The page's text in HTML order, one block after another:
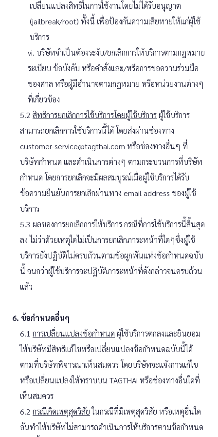
เปลี่ยนแปลงสิทธิในการใช้งานโดยไม่ได้รับอนุญาต
(jailbreak/root) ทั้งนี้ เพื่อป้องกันความเสียหายให้แก่ผู้ใช้
บริการ
vi. บริษัทจำเป็นต้องระงับ/ยกเลิกการให้บริการตามกฎหมาย
ระเบียบ ข้อบังคับ หรือคำสั่งและ/หรือการขอความร่วมมือ
ของศาล หรือผู้มีอำนาจตามกฎหมาย หรือหน่วยงานต่างๆ
ที่เกี่ยวข้อง
5.2 สิทธิการยกเลิกการใช้บริการโดยผู้ใช้บริการผู้ใช้บริการ
สามารถยกเลิกการใช้บริการนี้ได้ โดยส่งผ่านช่องทาง
customer-service@tagthai.com หรือช่องทางอื่นๆ ที่
บริษัทกำหนด และดำเนินการต่างๆ ตามกระบวนการที่บริษัท
กำหนด โดยการยกเลิกจะมีผลสมบูรณ์เมื่อผู้ใช้บริการได้รับ
ข้อความยืนยันการยกเลิกผ่านทาง email address ของผู้ใช้
บริการ
5.3 ผลของการยกเลิกการให้บริการกรณีที่การใช้บริการนี้สิ้นสุด
ลง ไม่ว่าด้วยเหตุใดไม่เป็นการยกเลิกภาระหน้าที่ใดๆซึ่งผู้ใช้
บริการยังปฏิบัติไม่ครบถ้วนตามข้อผูกพันแห่งข้อกำหนดฉบับ
นี้ จนกว่าผู้ใช้บริการจะปฏิบัติภาระหน้าที่ดังกล่าวจนครบถ้วน
แล้ว
6. ข้อกำหนดอื่นๆ
6.1 การเปลี่ยนแปลงข้อกำหนด ผู้ใช้บริการตกลงและยินยอม
ให้บริษัทมีสิทธิแก้ไขหรือเปลี่ยนแปลงข้อกำหนดฉบับนี้ได้
ตามที่บริษัทพิจารณาเห็นสมควร โดยบริษัทจะแจ้งการแก้ไข
หรือเปลี่ยนแปลงให้ทราบบน TAGTHAi หรือช่องทางอื่นใดที่
เห็นสมควร
6.2 กรณีเกิดเหตุสุดวิสัยในกรณีที่มีเหตุสุดวิสัย หรือเหตุอื่นใด
อันทำให้บริษัทไม่สามารถดำเนินการให้บริการตามข้อกำหนด